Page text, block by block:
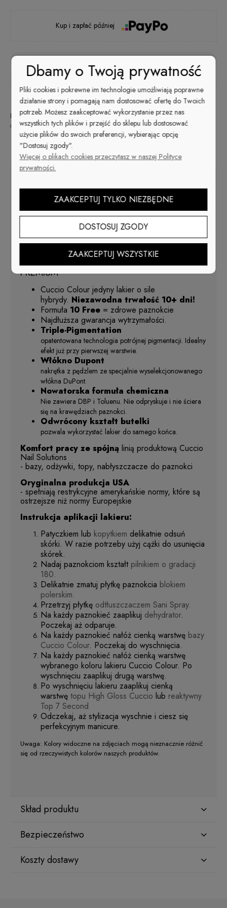
Kup i zapłać później
poleć znajomemu
Dostępność:
duża ilość
Wysyłka w: 48
godzin
Dostawa: od 9,99 zł - ORLEN Paczka
(Polska)
Cena nie zawiera ewentualnych kosztów płatności
sprawdź formy dostawy
Opis
Lakier do paznokci LOVE IS A BATTLEFIELD nr 1315
Uwolnij swój styl z neonową kolekcją Lakierów Cuccio Colour
Totally 80's
Lakier matowy - efekt połysku uzyskasz dzięki
Toplub Top 7 sekund
Klasyczny lakier do paznokci -JAKOŚĆ
PREMIUM
Cuccio Colour jedyny lakier o sile
hybrydy. Niezawodna trwałość 10+ dni!
Formuła 10 Free = zdrowe paznokcie
Najdłuższa gwarancja wytrzymałości.
Triple-Pigmentation
opatentowana technologia potrójnej pigmentacji. Idealny
efekt już przy pierwszej warstwie.
Włókno Dupont
nakrętka z pędzlem ze specjalnie wyselekcjonowanego
włókna DuPont.
Nowatorska formuła chemiczna
Nie zawiera DBP i Toluenu. Nie odpryskuje i nie ściera
się na krawędziach paznokci.
Odwrócony kształt butelki
pozwala wykorzystać lakier do samego końca.
Komfort pracy ze spójną linią produktową Cuccio
Nail Solutions
- bazy, odżywki, topy, nabłyszczacze do paznokci
Oryginalna produkcja USA
- spełniają restrykcyjne amerykańskie normy, które są
ostrzejsze niż normy Europejskie
Instrukcja aplikacji lakieru:
Patyczkiem lub kopytkiem delikatnie odsuń
skórki. W razie potrzeby użyj cążki do usunięcia
skórek.
Nadaj paznokciom kształt pilnikiem o gradacji
180.
Delikatnie zmatuj płytkę paznokcia blokiem
polerskim.
Przetrzyj płytkę odtłuszczaczem Sani Spray.
Na każdy paznokieć zaaplikuj dehydrator.
Poczekaj aż odparuje.
Na każdy paznokieć nałóż cienką warstwę bazy
Cuccio Colour. Poczekaj do wyschnięcia.
Na każdy paznokieć nałóż cienką warstwę
wybranego koloru lakieru Cuccio Colour. Po
wyschnięciu zaaplikuj drugą warstwę.
Po wyschnięciu lakieru zaaplikuj cienką
warstwę topu High Gloss Cuccio lub reaktywny
Top 7 Second
Odczekaj, aż stylizacja wyschnie i ciesz się
perfekcyjnym manicure.
Uwaga: Kolory widoczne na zdjęciach mogą nieznacznie różnić
się od rzeczywistych kolorów naszych produktów.
Skład produktu
Bezpieczeństwo
Producent
Koszty dostawy
Dbamy o Twoją prywatność
Pliki cookies i pokrewne im technologie umożliwiają poprawne
działanie strony i pomagają nam dostosować ofertę do Twoich
potrzeb. Możesz zaakceptować wykorzystanie przez nas
wszystkich tych plików i przejść do sklepu lub dostosować
użycie plików do swoich preferencji, wybierając opcję
"Dostosuj zgody".
Więcej o plikach cookies przeczytasz w naszej Polityce
prywatności.
ZAAKCEPTUJ TYLKO NIEZBĘDNE
DOSTOSUJ ZGODY
ZAAKCEPTUJ WSZYSTKIE